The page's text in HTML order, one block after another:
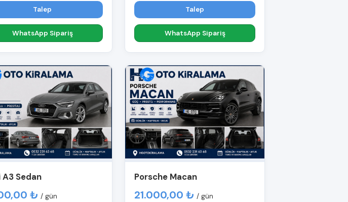
Talep
WhatsApp Sipariş
Talep
WhatsApp Sipariş
Sedan
₺ / gün
Porsche Macan
21.000,00 ₺ / gün